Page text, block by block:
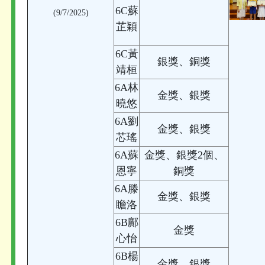
(9/7/2025)
6C蘇
芷穎
6C黃
靖桓
銀獎、銅獎
6A林
曉悠
金獎、銀獎
6A劉
芯瑤
金獎、銀獎
6A蘇
恩寧
金獎、銀獎2個、
銅獎
6A滕
瞻洛
金獎、銀獎
6B鄺
心怡
金獎
6B楊